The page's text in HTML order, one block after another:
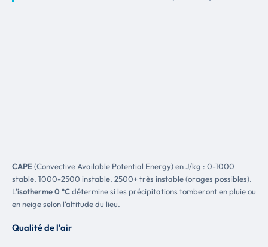
CAPE(Convective Available Potential Energy) en J/kg : 0-1000
stable, 1000-2500 instable, 2500+ très instable (orages possibles).
L'isotherme 0 °Cdétermine si les précipitations tomberont en pluie ou
en neige selon l'altitude du lieu.
Qualité de l'air